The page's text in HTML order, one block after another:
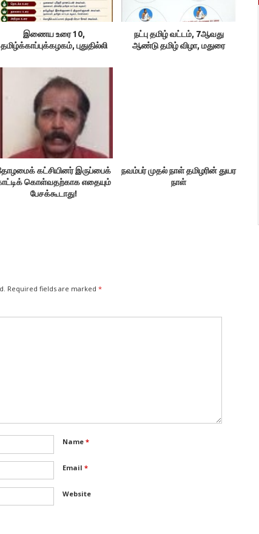
இணைய உரை 10,
தமிழ்க்காப்புக்கழகம், புதுதில்லி
நட்பு தமிழ் வட்டம், 7ஆவது
ஆண்டு தமிழ் விழா, மதுரை
கட்சியினர் இருப்பைக்
கொள்வதற்காக எதையும்
பேசக்கூடாது!
நவம்பர் முதல் நாள் தமிழரின் துயர
நாள்
Required fields are marked *
Name *
Email *
Website